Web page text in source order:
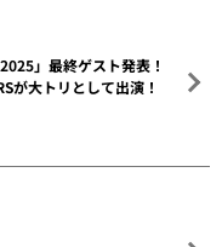
」最終ゲスト発表！
が大トリとして出演！